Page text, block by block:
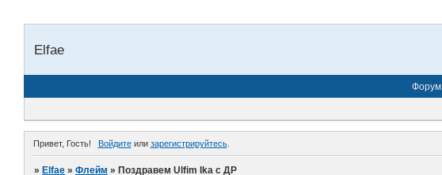
Elfae
Форум
Привет, Гость! Войдитеили зарегистрируйтесь.
»Elfae »Флейм »Поздравем Ulfim Ika с ДР